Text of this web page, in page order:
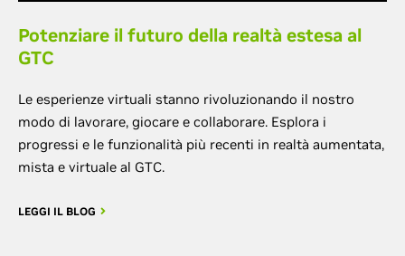
Potenziare il futuro della realtà estesa al
GTC
Le esperienze virtuali stanno rivoluzionando il nostro
modo di lavorare, giocare e collaborare. Esplora i
progressi e le funzionalità più recenti in realtà aumentata,
mista e virtuale al GTC.
LEGGI IL BLOG